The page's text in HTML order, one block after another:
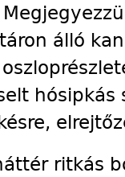
álló
hósipkás
ritkás